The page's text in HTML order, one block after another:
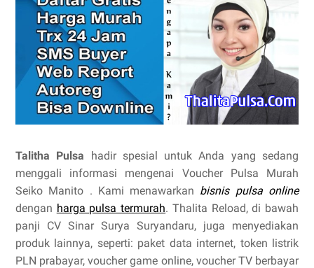
Talitha Pulsa hadir spesial untuk Anda yang sedang
menggali informasi mengenai Voucher Pulsa Murah
Seiko Manito . Kami menawarkan bisnis pulsa online
dengan harga pulsa termurah. Thalita Reload, di bawah
panji CV Sinar Surya Suryandaru, juga menyediakan
produk lainnya, seperti: paket data internet, token listrik
PLN prabayar, voucher game online, voucher TV berbayar